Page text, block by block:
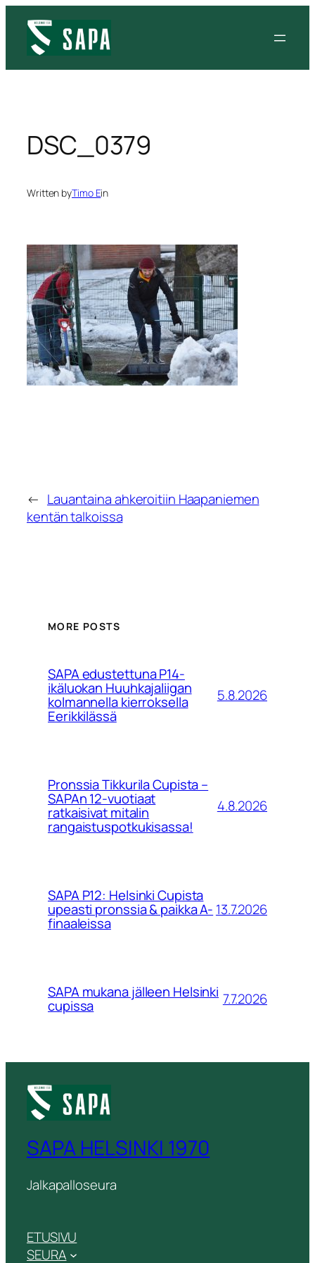
sisältöön
DSC_0379
Written byTimo Ein
← Lauantaina ahkeroitiin Haapaniemen
kentän talkoissa
MORE POSTS
SAPA edustettuna P14-
ikäluokan Huuhkajaliigan
kolmannella kierroksella
Eerikkilässä
5.8.2026
Pronssia Tikkurila Cupista –
SAPAn 12-vuotiaat
ratkaisivat mitalin
rangaistuspotkukisassa!
4.8.2026
SAPA P12: Helsinki Cupista
upeasti pronssia & paikka A-
finaaleissa
13.7.2026
SAPA mukana jälleen Helsinki
cupissa 7.7.2026
SAPA HELSINKI 1970
Jalkapalloseura
ETUSIVU
SEURA